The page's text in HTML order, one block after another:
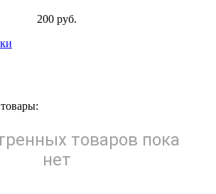
200 руб.
товаров пока
нет